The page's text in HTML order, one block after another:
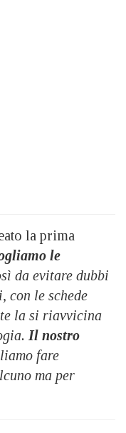
la prima
le
da evitare dubbi
con le schede
la si riavvicina
Il nostro
fare
ma per